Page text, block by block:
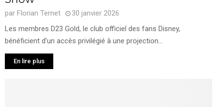
par Florian Ternet
30 janvier 2026
Les membres D23 Gold, le club officiel des fans Disney,
bénéficient d’un accès privilégié à une projection...
En lire plus